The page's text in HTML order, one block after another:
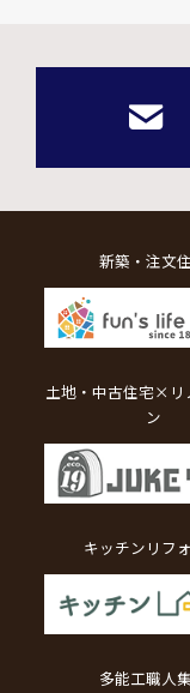
新築・注文
土地・中古住宅×リ
ン
キッチンリフ
多能工職人